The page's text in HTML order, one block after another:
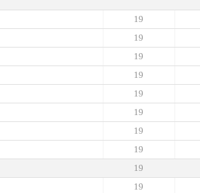
19
19
19
19
19
19
19
19
19
19